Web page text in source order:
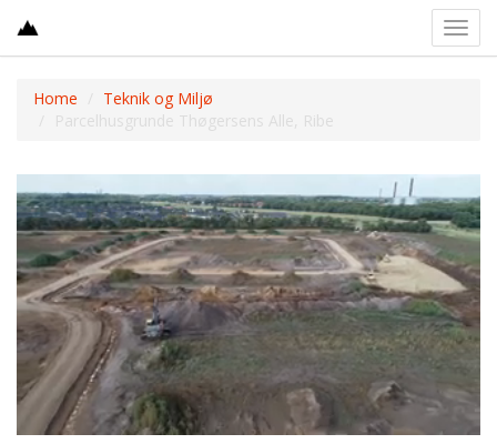
Home
Teknik og Miljø
Parcelhusgrunde Thøgersens Alle, Ribe